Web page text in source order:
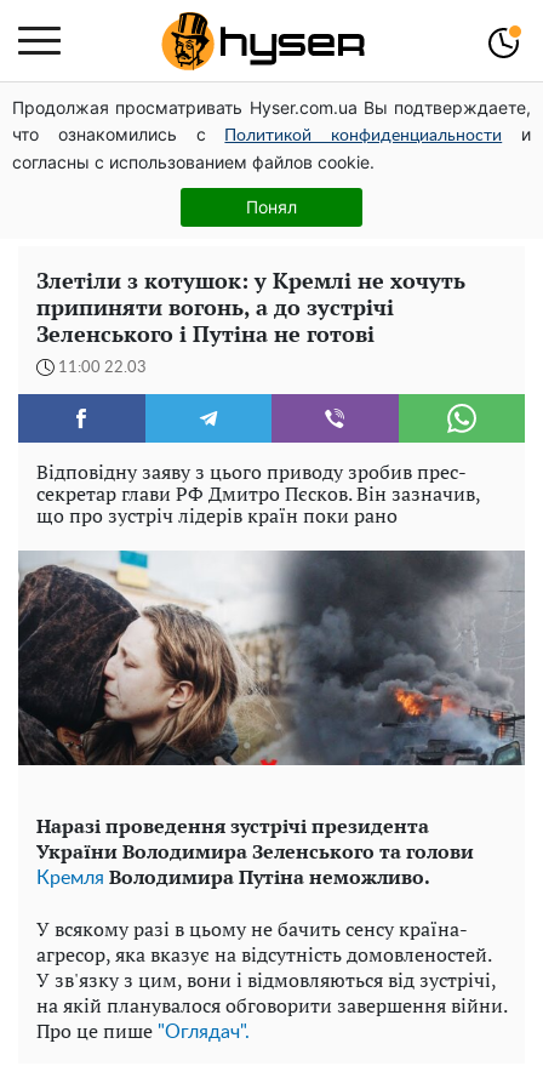
Продолжая просматривать Hyser.com.ua Вы подтверждаете,
что ознакомились с
Политикой конфиденциальности
и
согласны с использованием файлов cookie.
Понял
Повністю гола Анна Трінчер блиснула "принадами":
таких розмірів ви ще не бачили
Таку смакоту ви відкриватимете банку за банкою:
рецепт помідорів дольками з цибулею та олією на
Злетіли з котушок: у Кремлі не хочуть
припиняти вогонь, а до зустрічі
Зеленського і Путіна не готові
11:00 22.03
Відповідну заяву з цього приводу зробив прес-
секретар глави РФ Дмитро Пєсков. Він зазначив,
що про зустріч лідерів країн поки рано
Наразі проведення зустрічі президента
України Володимира Зеленського та голови
Кремля Володимира Путіна неможливо.
У всякому разі в цьому не бачить сенсу країна-
агресор, яка вказує на відсутність домовленостей.
У зв'язку з цим, вони і відмовляються від зустрічі,
на якій планувалося обговорити завершення війни.
Про це пише "Оглядач".